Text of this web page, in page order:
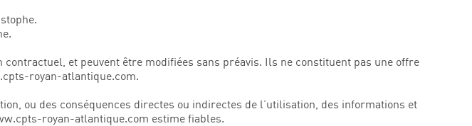
et peuvent être modifiées sans préavis. Ils ne constituent pas une offre
royan-atlantique.com.
ou des conséquences directes ou indirectes de l’utilisation, des informations et
royan-atlantique.com estime fiables.